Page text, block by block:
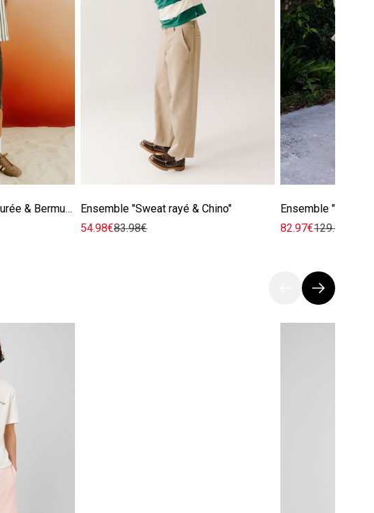
Ensemble "Chemise texturée & Bermuda"
Ensemble "Sweat rayé & Chino"
54.98€83.98€
Ensemble
82.97€129.97€